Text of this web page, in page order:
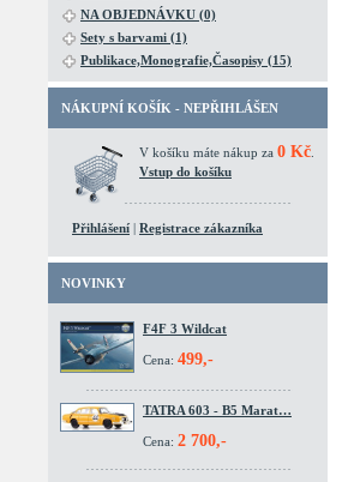
NA OBJEDNÁVKU (0)
Sety s barvami (1)
Publikace,Monografie,Časopisy (15)
NÁKUPNÍ KOŠÍK - NEPŘIHLÁŠEN
V košíku máte nákup za 0 Kč
Vstup do košíku
Přihlášení | Registrace zákazníka
NOVINKY
F4F 3 Wildcat
Cena: 499,-
TATRA 603 - B5 Marat…
Cena: 2 700,-